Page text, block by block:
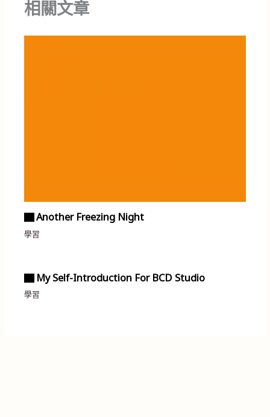
相關文章
▇ Another Freezing Night
學習
▇ My Self-Introduction For BCD Studio
學習